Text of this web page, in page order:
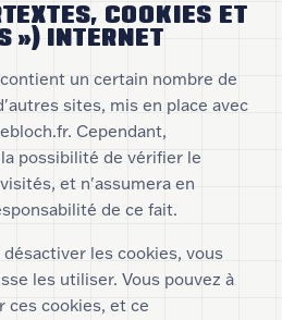
COOKIES ET
») INTERNET
un certain nombre de
sites, mis en place avec
Cependant,
possibilité de vérifier le
et n'assumera en
de ce fait.
les cookies, vous
les utiliser. Vous pouvez à
cookies, et ce